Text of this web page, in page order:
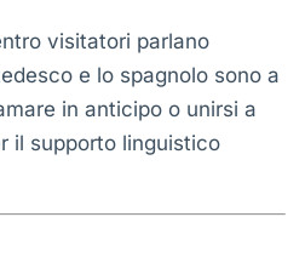
visitatori parlano
e lo spagnolo sono a
in anticipo o unirsi a
il supporto linguistico